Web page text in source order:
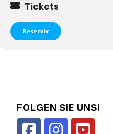
Tickets
Reservix
FOLGEN SIE UNS!